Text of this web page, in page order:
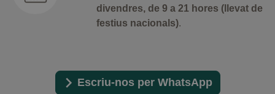
divendres, de 9 a 21 hores (llevat de
festius nacionals).
Escriu-nos per WhatsApp